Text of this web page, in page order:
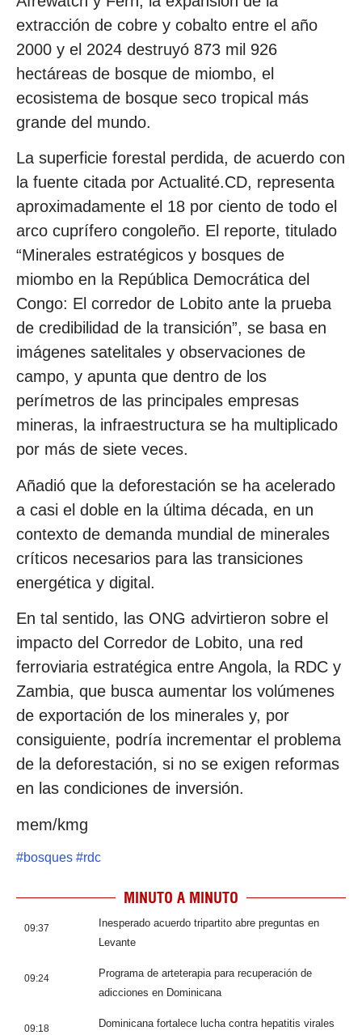
extracción de cobre y cobalto entre el año
2000 y el 2024 destruyó 873 mil 926
hectáreas de bosque de miombo, el
ecosistema de bosque seco tropical más
grande del mundo.
La superficie forestal perdida, de acuerdo con
la fuente citada por Actualité.CD, representa
aproximadamente el 18 por ciento de todo el
arco cuprífero congoleño. El reporte, titulado
“Minerales estratégicos y bosques de
miombo en la República Democrática del
Congo: El corredor de Lobito ante la prueba
de credibilidad de la transición”, se basa en
imágenes satelitales y observaciones de
campo, y apunta que dentro de los
perímetros de las principales empresas
mineras, la infraestructura se ha multiplicado
por más de siete veces.
Añadió que la deforestación se ha acelerado
a casi el doble en la última década, en un
contexto de demanda mundial de minerales
críticos necesarios para las transiciones
energética y digital.
En tal sentido, las ONG advirtieron sobre el
impacto del Corredor de Lobito, una red
ferroviaria estratégica entre Angola, la RDC y
Zambia, que busca aumentar los volúmenes
de exportación de los minerales y, por
consiguiente, podría incrementar el problema
de la deforestación, si no se exigen reformas
en las condiciones de inversión.
mem/kmg
#bosques #rdc
MINUTO A MINUTO
09:37
Inesperado acuerdo tripartito abre preguntas en
Levante
09:24
Programa de arteterapia para recuperación de
adicciones en Dominicana
09:18
Dominicana fortalece lucha contra hepatitis virales